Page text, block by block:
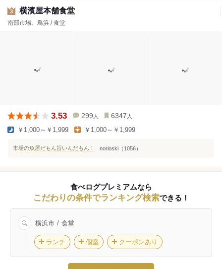
3 横濱屋本舗食堂
南部市場、鳥浜 / 食堂
3.53 299 人 6347 人
￥1,000～￥1,999 ￥1,000～￥1,999
市場の魚屋だもん旨いんだもん！ norioski（1056）
食べログプレミアムなら
こだわりの条件でランキング検索できる！
横浜市 食堂
ランチ 個室 クーポンあり